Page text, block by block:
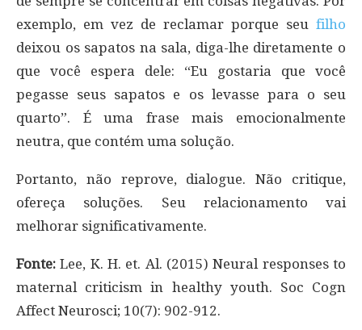
exemplo, em vez de reclamar porque seu filho
deixou os sapatos na sala, diga-lhe diretamente o
que você espera dele: “Eu gostaria que você
pegasse seus sapatos e os levasse para o seu
quarto”. É uma frase mais emocionalmente
neutra, que contém uma solução.
Portanto, não reprove, dialogue. Não critique,
ofereça soluções. Seu relacionamento vai
melhorar significativamente.
Fonte:Lee, K. H. et. Al. (2015) Neural responses to
maternal criticism in healthy youth. Soc Cogn
Affect Neurosci; 10(7): 902-912.